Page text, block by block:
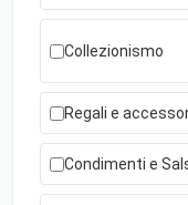
Collezionismo
Regali e
Condimenti e